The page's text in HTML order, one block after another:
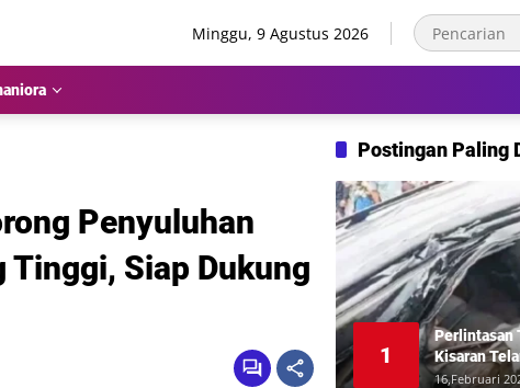
Minggu, 9 Agustus 2026
Penyuluhan
Siap Dukung
Postingan Paling
1
Perlintasan
Kisaran
Meninggal
16,Februari